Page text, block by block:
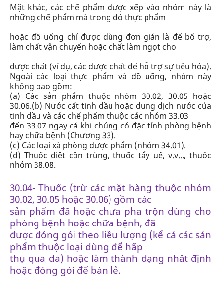
Mặt khác, các chế phẩm được xếp vào nhóm này là
những chế phẩm mà trong đó thực phẩm
hoặc đồ uống chỉ được dùng đơn giản là để bổ trợ,
làm chất vận chuyển hoặc chất làm ngọt cho
dược chất (ví dụ, các dược chất để hỗ trợ sự tiêu hóa).
Ngoài các loại thực phẩm và đồ uống, nhóm này
không bao gồm:
(a) Các sản phẩm thuộc nhóm30.02, 30.05 hoặc
30.06.(b) Nước cất tinh dầu hoặc dung dịch nước của
tinh dầu và các chế phẩm thuộc các nhóm 33.03
đến 33.07 ngay cả khi chúng có đặc tính phòng bệnh
hay chữa bệnh (Chương 33).
(c) Các loại xà phòng dược phẩm (nhóm 34.01).
(d) Thuốc diệt côn trùng, thuốc tẩy uế, v.v..., thuộc
nhóm 38.08.
30.04- Thuốc (trừ các mặt hàng thuộc nhóm
30.02, 30.05 hoặc 30.06) gồm các
sản phẩm đã hoặc chưa pha trộn dùng cho
phòng bệnh hoặc chữa bệnh, đã
được đóng gói theo liều lượng (kể cả các sản
phẩm thuộc loại dùng để hấp
thụ qua da) hoặc làm thành dạng nhất định
hoặc đóng gói để bán lẻ.